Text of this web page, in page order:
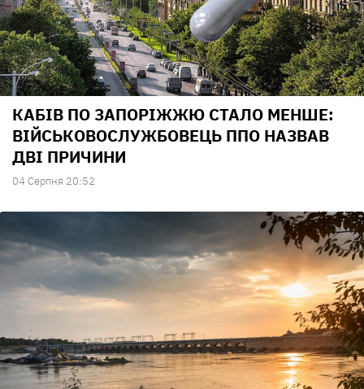
КАБІВ ПО ЗАПОРІЖЖЮ СТАЛО МЕНШЕ:
ВІЙСЬКОВОСЛУЖБОВЕЦЬ ППО НАЗВАВ
ДВІ ПРИЧИНИ
04 Серпня 20:52